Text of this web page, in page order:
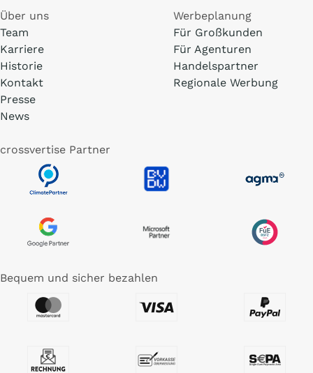
Über uns
Team
Karriere
Historie
Kontakt
Presse
News
Werbeplanung
Für Großkunden
Für Agenturen
Handelspartner
Regionale Werbung
crossvertise Partner
Bequem und sicher bezahlen